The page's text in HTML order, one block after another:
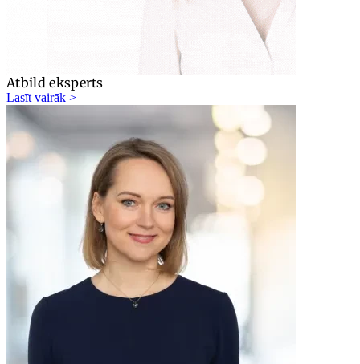
Atbild eksperts
Lasīt vairāk >